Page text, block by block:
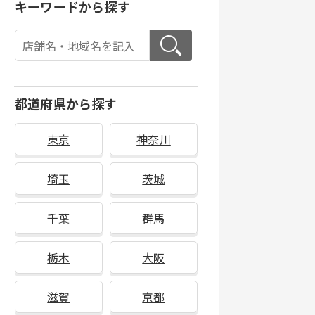
キーワードから探す
都道府県から探す
東京 神奈川
埼玉 茨城
千葉 群馬
栃木 大阪
滋賀 京都